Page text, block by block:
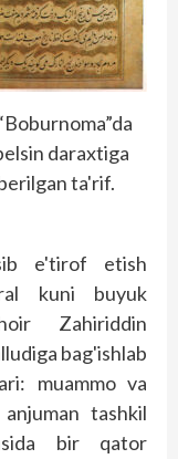
daraxtiga
ta'rif.
e'tirof etish
kuni buyuk
Zahiriddin
bag'ishlab
muammo va
tashkil
bir qator